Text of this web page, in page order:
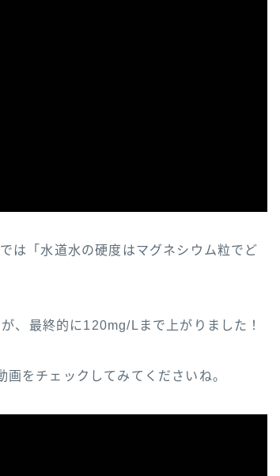
は「水道水の硬度はマグネシウム粒でど
、最終的に120mg/Lまで上がりました！
をチェックしてみてくださいね。